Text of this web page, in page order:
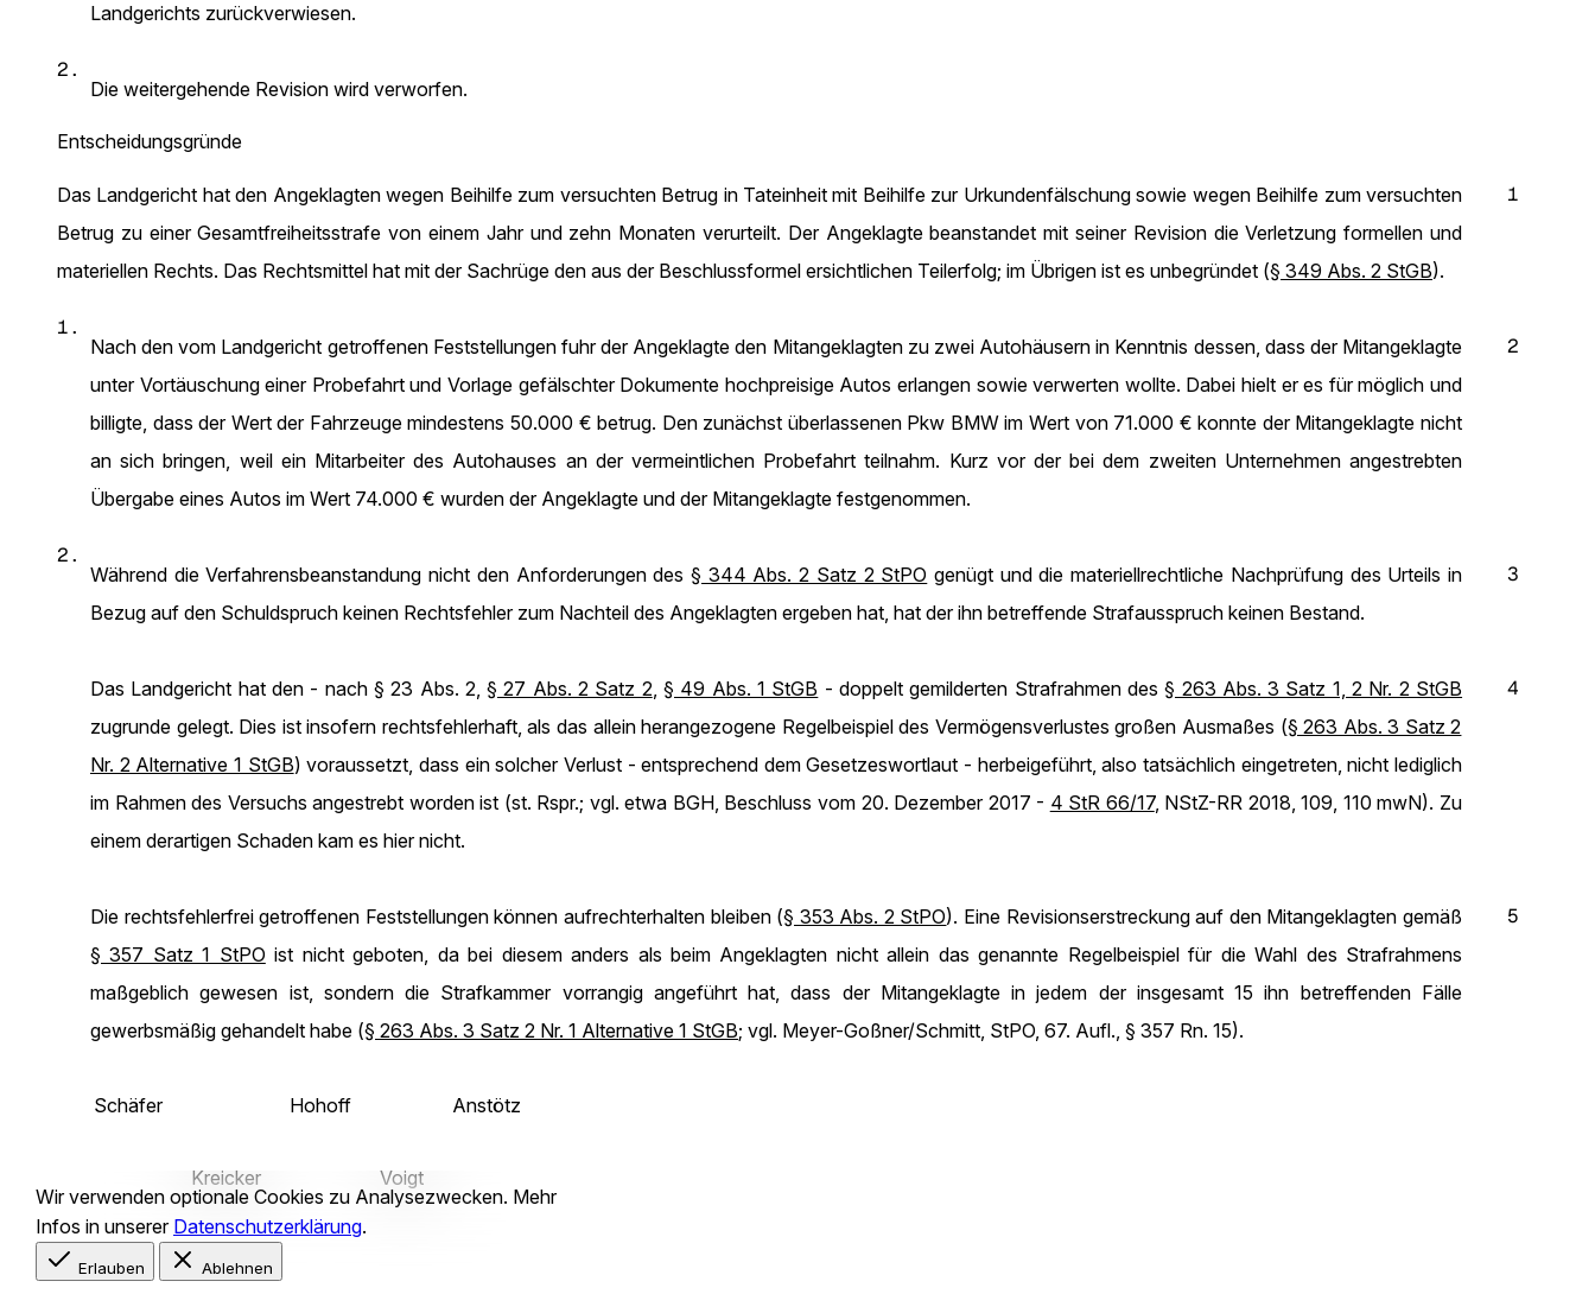
Landgerichts zurückverwiesen.
2.
Die weitergehende Revision wird verworfen.
Entscheidungsgründe
1
Das Landgericht hat den Angeklagten wegen Beihilfe zum versuchten Betrug in Tateinheit mit Beihilfe zur Urkundenfälschung sowie wegen Beihilfe zum versuchten
Betrug zu einer Gesamtfreiheitsstrafe von einem Jahr und zehn Monaten verurteilt. Der Angeklagte beanstandet mit seiner Revision die Verletzung formellen und
materiellen Rechts. Das Rechtsmittel hat mit der Sachrüge den aus der Beschlussformel ersichtlichen Teilerfolg; im Übrigen ist es unbegründet (§ 349 Abs. 2 StGB).
1.
2
Nach den vom Landgericht getroffenen Feststellungen fuhr der Angeklagte den Mitangeklagten zu zwei Autohäusern in Kenntnis dessen, dass der Mitangeklagte
unter Vortäuschung einer Probefahrt und Vorlage gefälschter Dokumente hochpreisige Autos erlangen sowie verwerten wollte. Dabei hielt er es für möglich und
billigte, dass der Wert der Fahrzeuge mindestens 50.000 € betrug. Den zunächst überlassenen Pkw BMW im Wert von 71.000 € konnte der Mitangeklagte nicht
an sich bringen, weil ein Mitarbeiter des Autohauses an der vermeintlichen Probefahrt teilnahm. Kurz vor der bei dem zweiten Unternehmen angestrebten
Übergabe eines Autos im Wert 74.000 € wurden der Angeklagte und der Mitangeklagte festgenommen.
2.
3
Während die Verfahrensbeanstandung nicht den Anforderungen des § 344 Abs. 2 Satz 2 StPO genügt und die materiellrechtliche Nachprüfung des Urteils in
Bezug auf den Schuldspruch keinen Rechtsfehler zum Nachteil des Angeklagten ergeben hat, hat der ihn betreffende Strafausspruch keinen Bestand.
4
Das Landgericht hat den - nach § 23 Abs. 2,§ 27 Abs. 2 Satz 2,§ 49 Abs. 1 StGB - doppelt gemilderten Strafrahmen des§ 263 Abs. 3 Satz 1, 2 Nr. 2 StGB
zugrunde gelegt. Dies ist insofern rechtsfehlerhaft, als das allein herangezogene Regelbeispiel des Vermögensverlustes großen Ausmaßes (§ 263 Abs. 3 Satz 2
Nr. 2 Alternative 1 StGB) voraussetzt, dass ein solcher Verlust - entsprechend dem Gesetzeswortlaut - herbeigeführt, also tatsächlich eingetreten, nicht lediglich
im Rahmen des Versuchs angestrebt worden ist (st. Rspr.; vgl. etwa BGH, Beschluss vom 20. Dezember 2017 - 4 StR 66/17, NStZ-RR 2018, 109, 110 mwN). Zu
einem derartigen Schaden kam es hier nicht.
5
Die rechtsfehlerfrei getroffenen Feststellungen können aufrechterhalten bleiben (§ 353 Abs. 2 StPO). Eine Revisionserstreckung auf den Mitangeklagten gemäß
§ 357 Satz 1 StPO ist nicht geboten, da bei diesem anders als beim Angeklagten nicht allein das genannte Regelbeispiel für die Wahl des Strafrahmens
maßgeblich gewesen ist, sondern die Strafkammer vorrangig angeführt hat, dass der Mitangeklagte in jedem der insgesamt 15 ihn betreffenden Fälle
gewerbsmäßig gehandelt habe (§ 263 Abs. 3 Satz 2 Nr. 1 Alternative 1 StGB; vgl. Meyer-Goßner/Schmitt, StPO, 67. Aufl., § 357 Rn. 15).
Schäfer Hohoff Anstötz
Kreicker
Voigt
Wir verwenden optionale Cookies zu Analysezwecken. Mehr
Infos in unserer Datenschutzerklärung.
Erlauben Ablehnen